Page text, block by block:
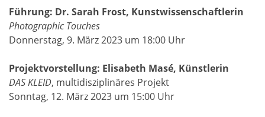
Führung: Dr. Sarah Frost, Kunstwissenschaftlerin
Photographic Touches
Donnerstag, 9. März 2023 um 18:00 Uhr
Projektvorstellung: Elisabeth Masé, Künstlerin
DAS KLEID, multidisziplinäres Projekt
Sonntag, 12. März 2023 um 15:00 Uhr